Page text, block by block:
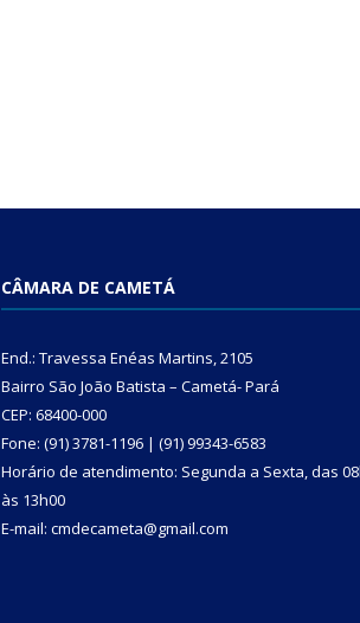
CÂMARA DE CAMETÁ
End.: Travessa Enéas Martins, 2105
Bairro São João Batista – Cametá- Pará
CEP: 68400-000
Fone: (91) 3781-1196 | (91) 99343-6583
Horário de atendimento: Segunda a Sexta, das
às 13h00
E-mail: cmdecameta@gmail.com